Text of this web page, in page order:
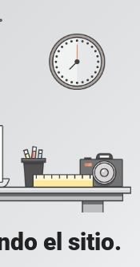
el sitio.